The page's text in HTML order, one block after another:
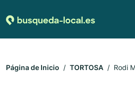
Página de Inicio TORTOSA Rodi